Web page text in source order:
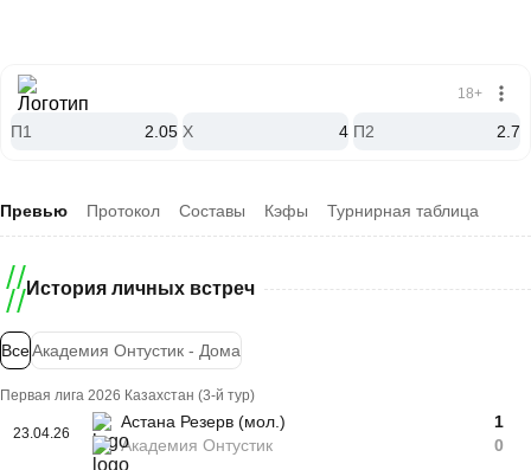
П1 2.05 X 4 П2 2.7
18+
Превью Протокол Составы Кэфы Турнирная таблица
История личных встреч
ВсеАкадемия Онтустик - Дома
Первая лига 2026 Казахстан (3-й тур)
23.04.26
Астана Резерв (мол.)
Академия Онтустик
1
0